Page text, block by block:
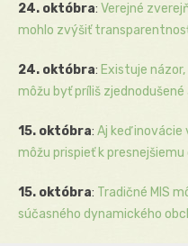
24. októbra: Verejné
mohlo zvýšiť
24. októbra: Existuje
môžu byť príliš
15. októbra: Aj keď
môžu prispieť k
15. októbra: Tradičné MIS
súčasného dynamického